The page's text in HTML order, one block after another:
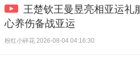
王楚钦王曼昱亮相亚运礼
心养伤备战亚运
粉红小碎花 2026-08-04 04:16:30